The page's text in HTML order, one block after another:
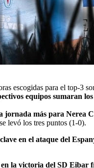
escogidas para el top-3
equipos sumaran
jornada más para Nerea
levó los tres puntos (1-0).
en el ataque del
la victoria del SD Eibar